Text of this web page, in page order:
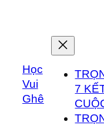
dungHọc
Vui
Ghê
7